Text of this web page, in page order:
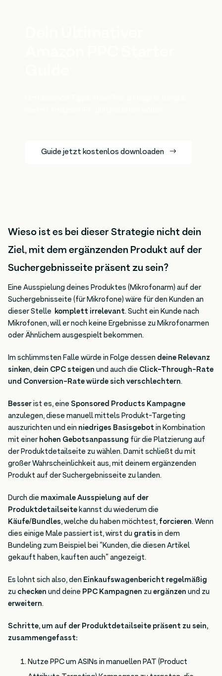
Guide jetzt kostenlos downloaden
Wieso ist es bei dieser Strategie nicht dein
Ziel, mit dem ergänzenden Produkt auf der
Suchergebnisseite präsent zu sein?
Eine Ausspielung deines Produktes (Mikrofonarm) auf der
Suchergebnisseite (für Mikrofone) wäre für den Kunden an
dieser Stelle komplett irrelevant. Sucht ein Kunde nach
Mikrofonen, will er noch keine Ergebnisse zu Mikrofonarmen
oder Ähnlichem ausgespielt bekommen.
Im schlimmsten Falle würde in Folge dessen deine Relevanz
sinken,dein CPC steigenund auch die Click-Through-Rate
und Conversion-Rate würde sich verschlechtern.
Besserist es, eineSponsored Products Kampagne
anzulegen, diese manuell mittels Produkt-Targeting
auszurichten und ein niedriges Basisgebotin Kombination
mit einerhohen Gebotsanpassung für die Platzierung auf
der Produktdetailseite zu wählen. Damit schließt du mit
großer Wahrscheinlichkeit aus, mit deinem ergänzenden
Produkt auf der Suchergebnisseite zu landen.
Durch die maximale Ausspielung auf der
Produktdetailseitekannst du wiederum die
Käufe/Bundles, welche du haben möchtest,forcieren. Wenn
dies einige Male passiert ist, wirst du gratisin dem
Bundeling zum Beispiel bei “Kunden, die diesen Artikel
gekauft haben, kauften auch” angezeigt.
Es lohnt sich also, den Einkaufswagenbericht regelmäßig
zu checkenund deine PPC Kampagnen zuergänzenund zu
erweitern.
Schritte, um auf der Produktdetailseite präsent zu sein,
zusammengefasst:
Nutze PPC um ASINs in manuellen PAT (Product